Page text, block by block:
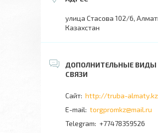
улица Стасова 102/6,
Казахстан
http://truba-almaty.kz
torgpromkz@mail.ru
+77478359526